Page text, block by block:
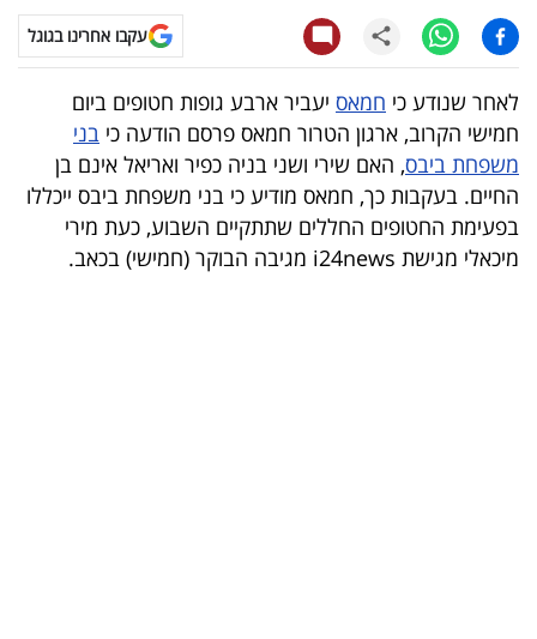
טלוויזיה
עסקי
ספורט
קריירה
ולימודים
עקבו אחרינו בגוגל
לאחר שנודע כי חמאס יעביר ארבע גופות חטופים ביום
חמישי הקרוב, ארגון הטרור חמאס פרסם הודעה כי בני
משפחת ביבס, האם שירי ושני בניה כפיר ואריאל אינם בן
החיים. בעקבות כך, חמאס מודיע כי בני משפחת ביבס ייכללו
בפעימת החטופים החללים שתתקיים השבוע, כעת מירי
מיכאלי מגישת i24news מגיבה הבוקר (חמישי) בכאב.